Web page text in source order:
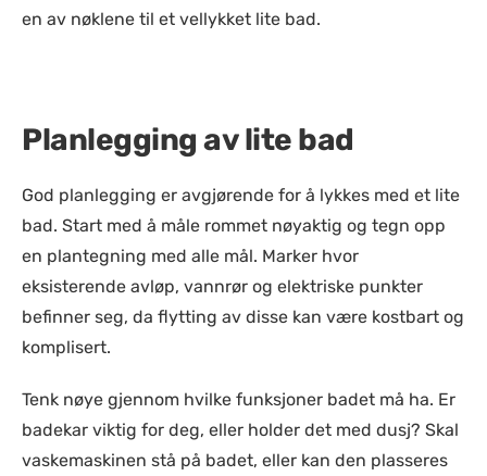
en av nøklene til et vellykket lite bad.
Planlegging av lite bad
God planlegging er avgjørende for å lykkes med et lite
bad. Start med å måle rommet nøyaktig og tegn opp
en plantegning med alle mål. Marker hvor
eksisterende avløp, vannrør og elektriske punkter
befinner seg, da flytting av disse kan være kostbart og
komplisert.
Tenk nøye gjennom hvilke funksjoner badet må ha. Er
badekar viktig for deg, eller holder det med dusj? Skal
vaskemaskinen stå på badet, eller kan den plasseres